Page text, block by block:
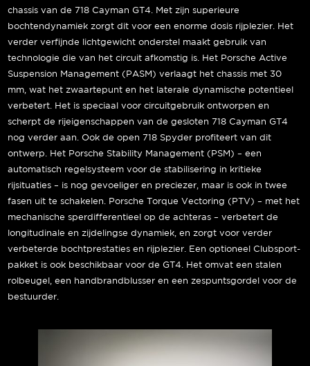
chassis van de 718 Cayman GT4. Met zijn superieure
bochtendynamiek zorgt dit voor een enorme dosis rijplezier. Het
verder verfijnde lichtgewicht onderstel maakt gebruik van
technologie die van het circuit afkomstig is. Het Porsche Active
Suspension Management (PASM) verlaagt het chassis met 30
mm, wat het zwaartepunt en het laterale dynamische potentieel
verbetert. Het is speciaal voor circuitgebruik ontworpen en
scherpt de rijeigenschappen van de gesloten 718 Cayman GT4
nog verder aan. Ook de open 718 Spyder profiteert van dit
ontwerp. Het Porsche Stability Management (PSM) – een
automatisch regelsysteem voor de stabilisering in kritieke
rijsituaties – is nog gevoeliger en preciezer, maar is ook in twee
fasen uit te schakelen. Porsche Torque Vectoring (PTV) – met het
mechanische sperdifferentieel op de achteras – verbetert de
longitudinale en zijdelingse dynamiek, en zorgt voor verder
verbeterde bochtprestaties en rijplezier. Een optioneel Clubsport-
pakket is ook beschikbaar voor de GT4. Het omvat een stalen
rolbeugel, een handbrandblusser en een zespuntsgordel voor de
bestuurder.